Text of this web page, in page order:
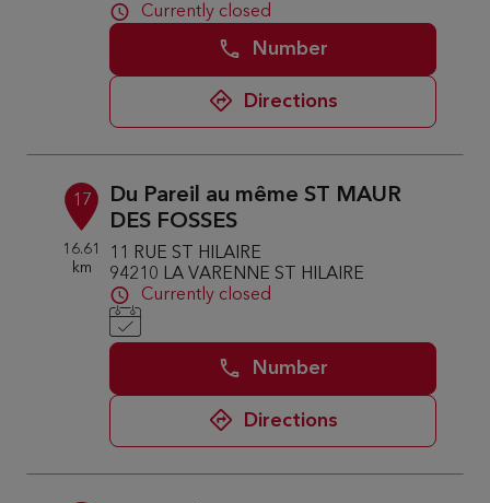
Currently closed
Number
Directions
17
16.61
km
Du Pareil au même ST MAUR
DES FOSSES
11 RUE ST HILAIRE
94210 LA VARENNE ST HILAIRE
Currently closed
Number
Directions